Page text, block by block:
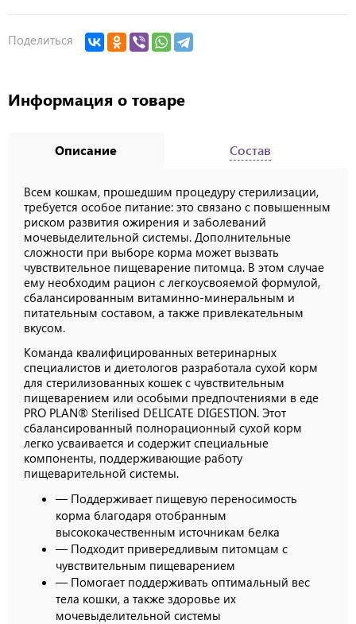
Поделиться
Информация о товаре
Описание
Всем кошкам, прошедшим процедуру стерилизации,
требуется особое питание: это связано с повышенным
риском развития ожирения и заболеваний
мочевыделительной системы. Дополнительные
сложности при выборе корма может вызвать
чувствительное пищеварение питомца. В этом случае
ему необходим рацион с легкоусвояемой формулой,
сбалансированным витаминно-минеральным и
питательным составом, а также привлекательным
вкусом.
Команда квалифицированных ветеринарных
специалистов и диетологов разработала сухой корм
для стерилизованных кошек с чувствительным
пищеварением или особыми предпочтениями в еде
PRO PLAN® Sterilised DELICATE DIGESTION. Этот
сбалансированный полнорационный сухой корм
легко усваивается и содержит специальные
компоненты, поддерживающие работу
пищеварительной системы.
— Поддерживает пищевую переносимость
корма благодаря отобранным
высококачественным источникам белка
— Подходит привередливым питомцам с
чувствительным пищеварением
— Помогает поддерживать оптимальный вес
тела кошки, а также здоровье их
мочевыделительной системы
Состав